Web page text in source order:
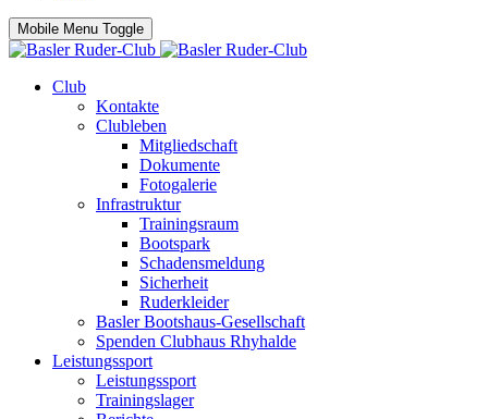
Mobile Menu Toggle
Club
Kontakte
Clubleben
Mitgliedschaft
Dokumente
Fotogalerie
Infrastruktur
Trainingsraum
Bootspark
Schadensmeldung
Sicherheit
Ruderkleider
Basler Bootshaus-Gesellschaft
Spenden Clubhaus Rhyhalde
Leistungssport
Leistungssport
Trainingslager